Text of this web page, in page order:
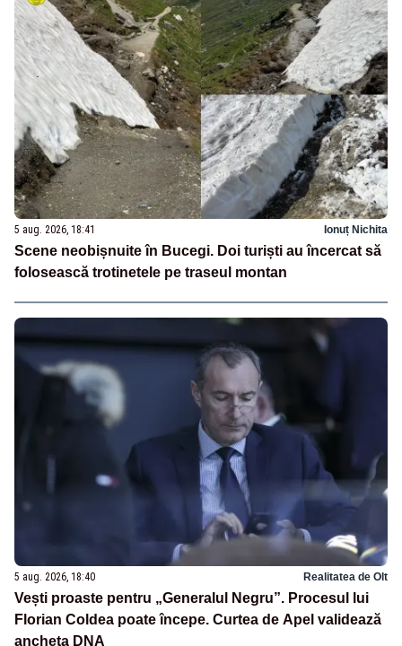
5 aug. 2026, 18:41 Ionuț Nichita
Scene neobișnuite în Bucegi. Doi turiști au încercat să
folosească trotinetele pe traseul montan
5 aug. 2026, 18:40 Realitatea de Olt
Vești proaste pentru „Generalul Negru”. Procesul lui
Florian Coldea poate începe. Curtea de Apel validează
ancheta DNA